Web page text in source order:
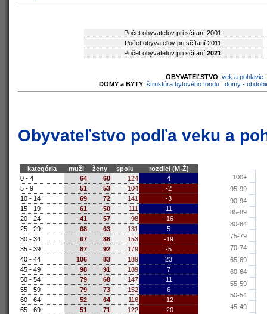
Počet obyvateľov pri sčítaní 2001:
Počet obyvateľov pri sčítaní 2011:
Počet obyvateľov pri sčítaní 2021:
OBYVATEĽSTVO: vek a pohlavie
DOMY a BYTY: štruktúra bytového fondu| domy -
Obyvateľstvo podľa veku a
kategória muži ženy spolu
rozdiel (M-Ž)
0 - 4
64 60 124
4
5 - 9
51 53 104
-2
10 - 14
69 72 141
-3
15 - 19
61 50 111
11
20 - 24
41 57 98
-16
25 - 29
68 63 131
5
30 - 34
67 86 153
-19
35 - 39
87 92 179
-5
40 - 44
106 83 189
23
45 - 49
98 91 189
7
50 - 54
79 68 147
11
55 - 59
79 73 152
6
60 - 64
52 64 116
-12
65 - 69
51 71 122
-20
45-49
50-54
55-59
60-64
65-69
70-74
75-79
80-84
85-89
90-94
95-99
100+